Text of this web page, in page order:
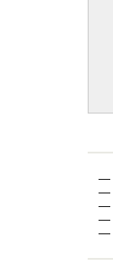
—
—
—
—
—